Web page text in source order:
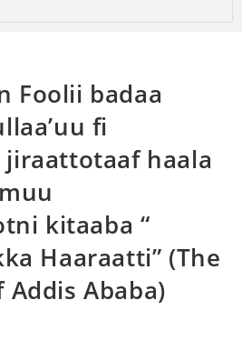
Foolii badaa
fi
haala
kitaaba “
Haaraatti” (The
Addis Ababa)